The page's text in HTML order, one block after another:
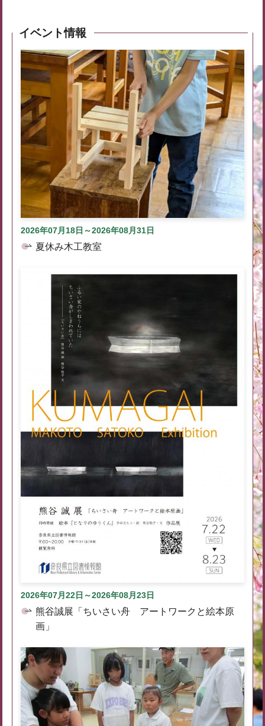
イベント情報
2026年07月18日～2026年08月31日
夏休み木工教室
2026年07月22日～2026年08月23日
熊谷誠展「ちいさい舟 アートワークと絵本原
画」